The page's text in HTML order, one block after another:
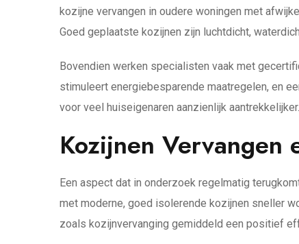
kozijne vervangen in oudere woningen met
Goed geplaatste kozijnen zijn luchtdicht,
Bovendien werken specialisten vaak met
stimuleert energiebesparende maatregelen, en
voor veel huiseigenaren aanzienlijk aantrekkelijker.
Kozijnen Vervangen
Een aspect dat in onderzoek regelmatig
met moderne, goed isolerende kozijnen sneller
zoals kozijnvervanging gemiddeld een positief